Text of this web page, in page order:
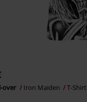
over Iron Maiden T-Shirt